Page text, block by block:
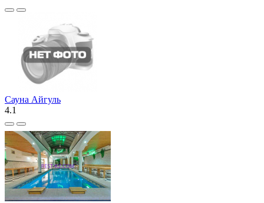
Сауна Айгуль
4.1